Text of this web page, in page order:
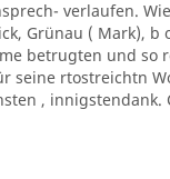
verlaufen.
Grünau ( Mark), b
betrugten und so
seine rtostreichtn
, innigstendank.